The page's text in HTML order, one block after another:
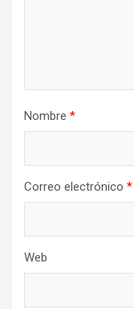
Nombre *
Correo electrónico *
Web